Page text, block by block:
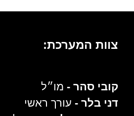
צוות המערכת:
קובי סהר - מו״ל
דני בלר - עורך ראשי